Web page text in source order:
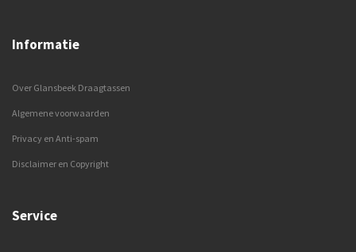
Informatie
Over Glansbeek Draagtassen
Algemene voorwaarden
Privacy en Anti-spam
Disclaimer en Copyright
Service